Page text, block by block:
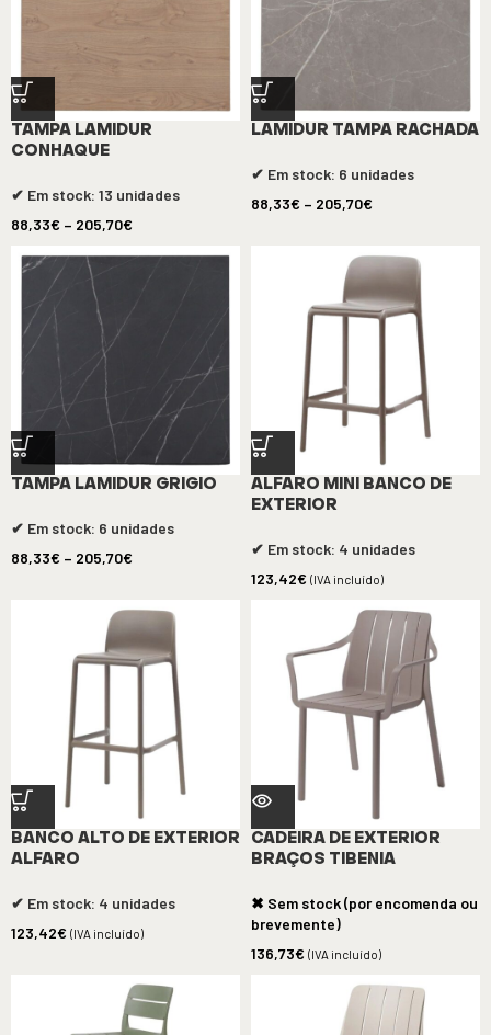
TAMPA LAMIDUR
CONHAQUE
✔ Em stock: 13 unidades
88,33€ – 205,70€
LAMIDUR TAMPA RACHADA
✔ Em stock: 6 unidades
88,33€ – 205,70€
TAMPA LAMIDUR GRIGIO
✔ Em stock: 6 unidades
88,33€ – 205,70€
ALFARO MINI BANCO DE
EXTERIOR
✔ Em stock: 4 unidades
123,42€ (IVA incluído)
BANCO ALTO DE EXTERIOR
ALFARO
✔ Em stock: 4 unidades
123,42€ (IVA incluído)
CADEIRA DE EXTERIOR
BRAÇOS TIBENIA
✖ Sem stock (por encomenda ou
brevemente)
136,73€ (IVA incluído)